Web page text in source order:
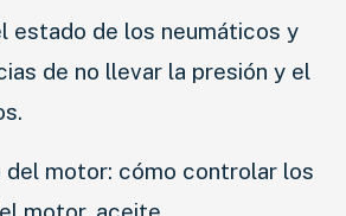
estado de los neumáticos y
de no llevar la presión y el
del motor: cómo controlar los